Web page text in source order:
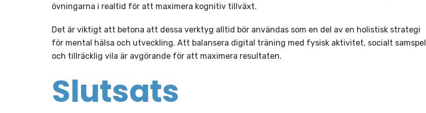
övningarna i realtid för att maximera kognitiv tillväxt.
Det är viktigt att betona att dessa verktyg alltid bör användas som en del av en holistisk strategi
för mental hälsa och utveckling. Att balansera digital träning med fysisk aktivitet, socialt samspel
och tillräcklig vila är avgörande för att maximera resultaten.
Slutsats